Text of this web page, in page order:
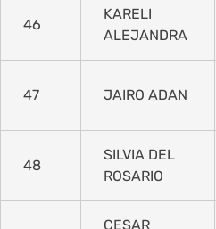
46
KARELI
ALEJANDRA
47 JAIRO ADAN
48
SILVIA DEL
ROSARIO
CESAR